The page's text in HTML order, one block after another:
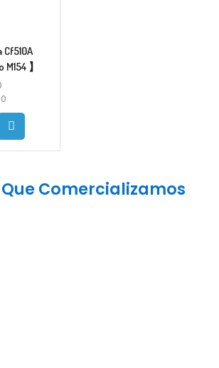
】
Comercializamos